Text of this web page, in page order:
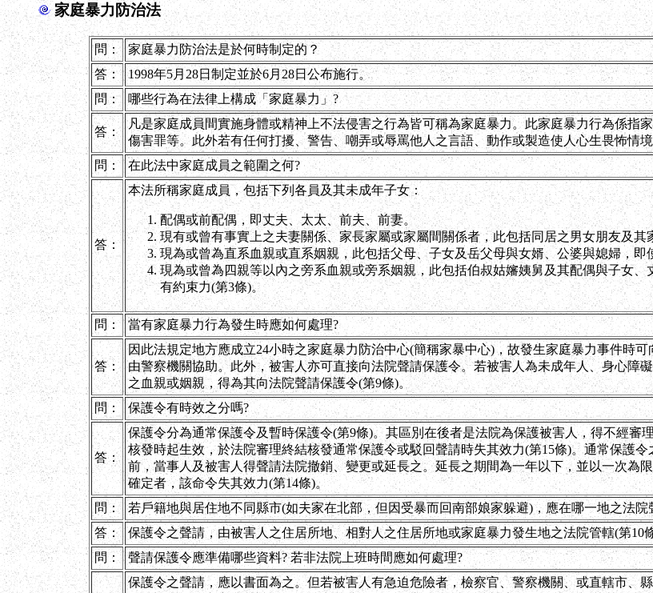
家庭暴力防治法
問：
家庭暴力防治法是於何時制定的？
答：
1998年5月28日制定並於6月28日公布施行。
問：
哪些行為在法律上構成「家庭暴力」?
答：
凡是家庭成員間實施身體或精神上不法侵害之行為皆可稱為家庭暴力。此家庭暴力行為係指
傷害罪等。此外若有任何打擾、警告、嘲弄或辱罵他人之言語、動作或製造使人心生畏怖情
問：
在此法中家庭成員之範圍之何?
答：
本法所稱家庭成員，包括下列各員及其未成年子女：
配偶或前配偶，即丈夫、太太、前夫、前妻。
現有或曾有事實上之夫妻關係、家長家屬或家屬間關係者，此包括同居之男女朋友及其
現為或曾為直系血親或直系姻親，此包括父母、子女及岳父母與女婿、公婆與媳婦，即
現為或曾為四親等以內之旁系血親或旁系姻親，此包括伯叔姑嬸姨舅及其配偶與子女
有約束力(第3條)。
問： 當有家庭暴力行為發生時應如何處理?
答：
因此法規定地方應成立24小時之家庭暴力防治中心(簡稱家暴中心)，故發生家庭暴力事件時
由警察機關協助。此外，被害人亦可直接向法院聲請保護令。若被害人為未成年人、身心障
之血親或姻親，得為其向法院聲請保護令(第9條)。
問：
保護令有時效之分嗎?
答：
保護令分為通常保護令及暫時保護令(第9條)。其區別在後者是法院為保護被害人，得不經審
核發時起生效，於法院審理終結核發通常保護令或駁回聲請時失其效力(第15條)。通常保護
前，當事人及被害人得聲請法院撤銷、變更或延長之。延長之期間為一年以下，並以一次為
確定者，該命令失其效力(第14條)。
問：
若戶籍地與居住地不同縣市(如夫家在北部，但因受暴而回南部娘家躲避)，應在哪一地之法院
答：
保護令之聲請，由被害人之住居所地、相對人之住居所地或家庭暴力發生地之法院管轄(第10
問：
聲請保護令應準備哪些資料? 若非法院上班時間應如何處理?
保護令之聲請，應以書面為之。但若被害人有急迫危險者，檢察官、警察機關、或直轄市、